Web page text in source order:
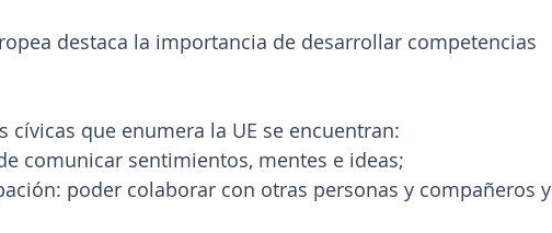
destaca la importancia de desarrollar competencias
cívicas que enumera la UE se encuentran:
comunicar sentimientos, mentes e ideas;
poder colaborar con otras personas y compañeros y